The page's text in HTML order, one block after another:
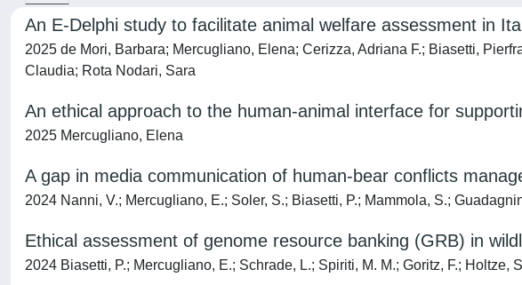
An E-Delphi study to facilitate animal welfare assessment in
2025 de Mori, Barbara; Mercugliano, Elena; Cerizza, Adriana F.; Biasetti,
Claudia; Rota Nodari, Sara
An ethical approach to the human-animal interface for
2025 Mercugliano, Elena
A gap in media communication of human-bear conflicts
2024 Nanni, V.; Mercugliano, E.; Soler, S.; Biasetti, P.; Mammola, S.;
Ethical assessment of genome resource banking (GRB) in
2024 Biasetti, P.; Mercugliano, E.; Schrade, L.; Spiriti, M. M.; Goritz, F.;